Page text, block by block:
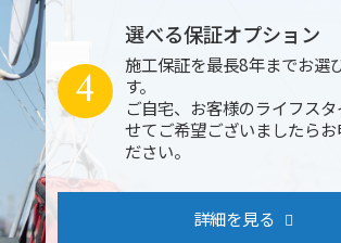
選べる保証オプション
施工保証を最長8年までお選
す。
ご自宅、お客様のライフス
せてご希望ございましたらお
ださい。
4
詳細を見る